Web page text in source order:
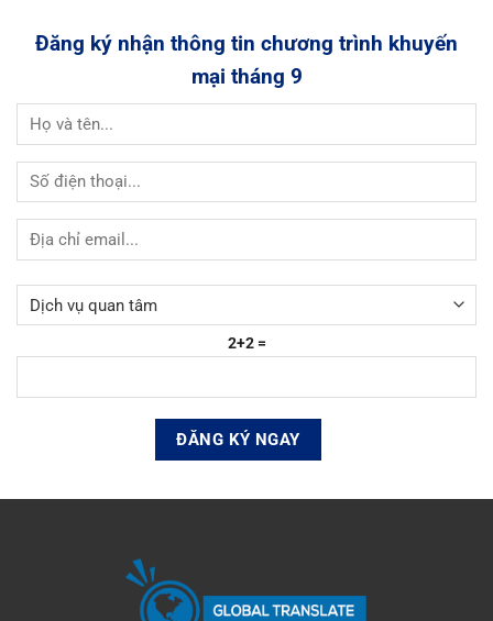
Đăng ký nhận thông tin chương trình khuyến
mại tháng 9
2+2 =